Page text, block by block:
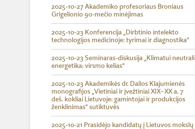
2025-10-27 Akademiko profesoriaus Broniaus
Grigelionio 90-mečio minėjimas
2025-10-23 Konferencija „Dirbtinio intelekto
technologijos medicinoje: tyrimai ir diagnostika“
2025-10-23 Seminaras-diskusija „Klimatui neutrali
energetika: virsmo kelias“
2025-10-23 Akademikės dr. Dalios Klajumienės
monografijos „Vietiniai ir įvežtiniai XIX–XX a. 7
deš. kokliai Lietuvoje: gamintojai ir produkcijos
ženklinimas“ sutiktuvės
2025-10-21 Prasidėjo kandidatų į Lietuvos mokslų